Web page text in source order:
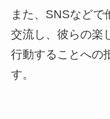
また、SNSなどで
交流し、彼らの楽
行動することへの
す。